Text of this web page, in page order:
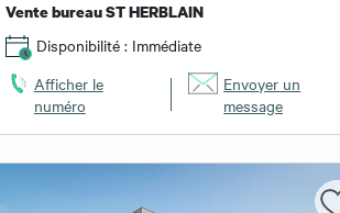
Vente bureau ST HERBLAIN
Disponibilité : Immédiate
Afficher le
numéro
Envoyer un
message